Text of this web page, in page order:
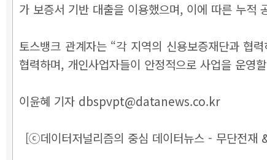
가 보증서 기반 대출을 이용했으며, 이에 따른 누적
토스뱅크 관계자는 “각 지역의 신용보증재단과 협
협력하며, 개인사업자들이 안정적으로 사업을 운영
이윤혜 기자 dbspvpt@datanews.co.kr
[ⓒ데이터저널리즘의 중심 데이터뉴스 - 무단전재